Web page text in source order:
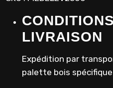
LIVRAISON
Expédition par
palette bois spécifique